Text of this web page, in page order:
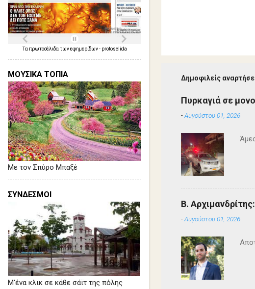
Δημοφιλείς
Πυρκαγιά σε
-Αυγούστου 01, 2026
Β.
-Αυγούστου 01, 2026
Τα πρωτοσέλιδα τωνεφημερίδων- protoselida
ΜΟΥΣΙΚΑ ΤΟΠΙΑ
Με τον Σπύρο Μπαξέ
ΣΥΝΔΕΣΜΟΙ
Μ'ένα κλικ σε κάθε σάϊτ της πόλης